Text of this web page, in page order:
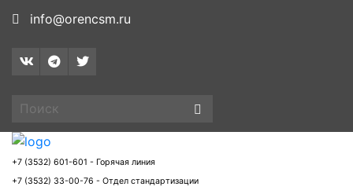
info@orencsm.ru
+7 (3532) 601-601 - Горячая линия
+7 (3532) 33-00-76 - Отдел стандартизации